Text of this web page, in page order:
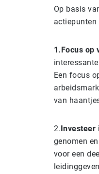
Op basis
actiepunten
1.Focus op
Een focus
van
2.Investeer
genomen
voor een